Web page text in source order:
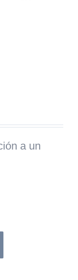
a un